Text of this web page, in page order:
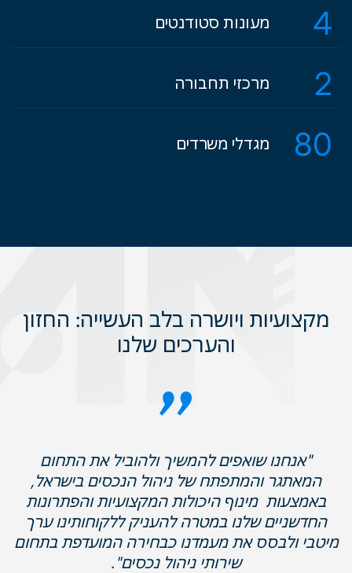
4 מעונות סטודנטים
2 מרכזי תחבורה
80 מגדלי משרדים
מקצועיות ויושרה בלב העשייה: החזון
והערכים שלנו
"אנחנו שואפים להמשיך ולהוביל את התחום
המאתגר והמתפתח של ניהול הנכסים בישראל,
באמצעות מינוף היכולות המקצועיות והפתרונות
החדשניים שלנו במטרה להעניק ללקוחותינו ערך
מיטבי ולבסס את מעמדנו כבחירה המועדפת בתחום
שירותי ניהול נכסים".